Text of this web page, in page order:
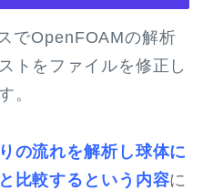
でOpenFOAMの解析
トをファイルを修正し
。
の流れを解析し球体に
比較するという内容に